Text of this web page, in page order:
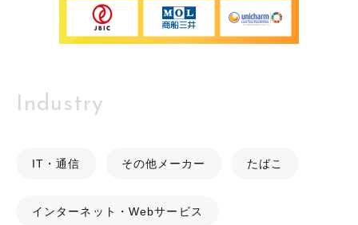
Industry
IT・通信 その他メーカー たばこ
インターネット・Webサービス